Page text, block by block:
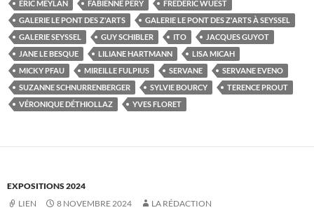
ÉRIC MEYLAN FABIENNE PÉRY
FRÉDÉRIC WUEST
GALERIE LE PONT DES Z'ARTS
GALERIE LE PONT DES Z'ARTS À SEYSSEL
GALERIE SEYSSEL
GUY SCHIBLER ITO
JACQUES GUYOT
JANE LE BESQUE
LILIANE HARTMANN
LISA MICAH
MICKY PFAU
MIREILLE FULPIUS SERVANE
SERVANE EVENO
SUZANNE SCHNURRENBERGER
SYLVIE BOURCY
TERENCE PROUT
VÉRONIQUE DÉTHIOLLAZ
YVES FLORET
EXPOSITIONS 2024
LIEN
8 NOVEMBRE 2024 LA RÉDACTION